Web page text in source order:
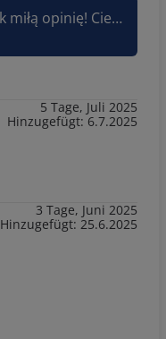
Dziękujemy serdecznie za tak miłą opinię! Cieszymy się, że lokalizacja, przestronność i wyposażenie apartamentu spełniły Państwa oczekiwania i że pobyt był na tyle udany, że planują Państwo ponowną wizytę — to dla nas największa nagroda! Z radością powitamy Państwa ponownie! Pozdrawiam, Klaudia Sun&Snow
5 Tage, Juli 2025
Hinzugefügt: 6.7.2025
3 Tage, Juni 2025
Hinzugefügt: 25.6.2025